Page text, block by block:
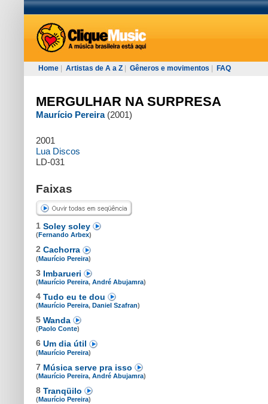
Home Artistas de A a Z Gêneros e movimentos FAQ
MERGULHAR NA SURPRESA
Maurício Pereira (2001)
2001
Lua Discos
LD-031
Faixas
1 Soley soley
(Fernando Arbex)
2 Cachorra
(Maurício Pereira)
3 Imbarueri
(Maurício Pereira, André Abujamra)
4 Tudo eu te dou
(Maurício Pereira, Daniel Szafran)
5 Wanda
(Paolo Conte)
6 Um dia útil
(Maurício Pereira)
7 Música serve pra isso
(Maurício Pereira, André Abujamra)
8 Tranqüilo
(Maurício Pereira)